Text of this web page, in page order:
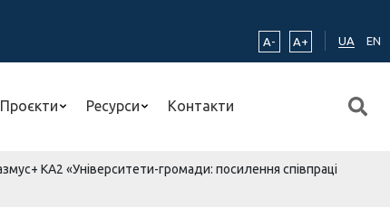
A-
A+ UA EN
Проєкти Ресурси Контакти
КА2 «Університети-громади: посилення співпраці